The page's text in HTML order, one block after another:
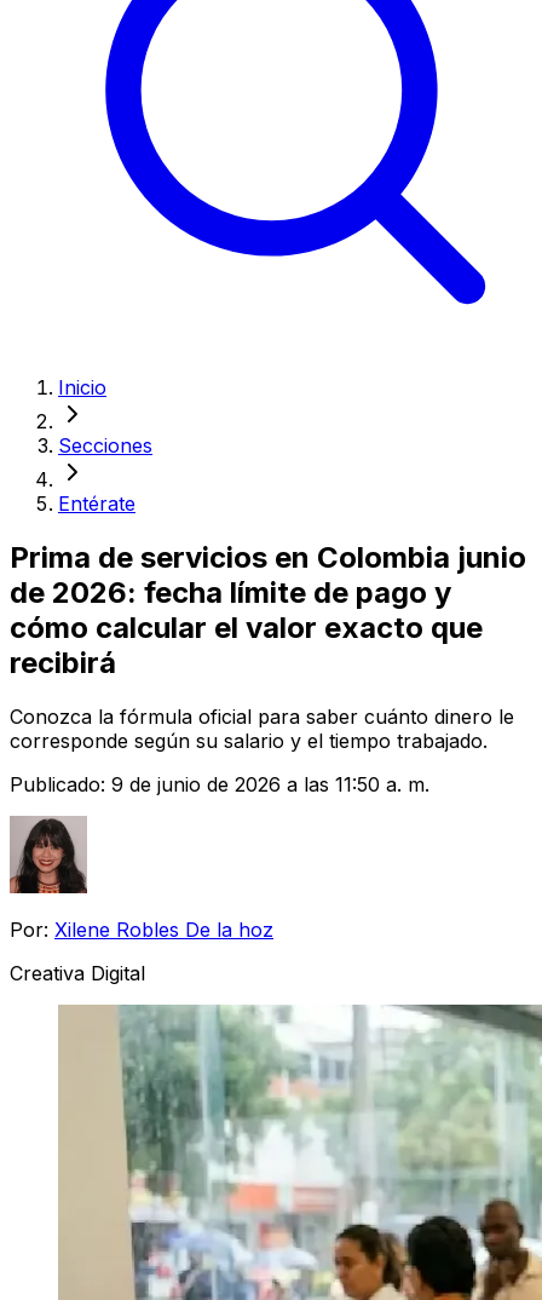
Inicio
Secciones
Entérate
Prima de servicios en Colombia junio
de 2026: fecha límite de pago y
cómo calcular el valor exacto que
recibirá
Conozca la fórmula oficial para saber cuánto dinero le
corresponde según su salario y el tiempo trabajado.
Publicado: 9 de junio de 2026 a las 11:50 a. m.
Por: Xilene Robles De la hoz
Creativa Digital